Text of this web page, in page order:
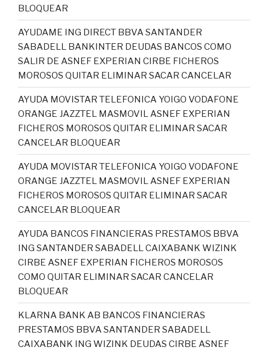
BLOQUEAR
AYUDAME ING DIRECT BBVA SANTANDER
SABADELL BANKINTER DEUDAS BANCOS COMO
SALIR DE ASNEF EXPERIAN CIRBE FICHEROS
MOROSOS QUITAR ELIMINAR SACAR CANCELAR
AYUDA MOVISTAR TELEFONICA YOIGO VODAFONE
ORANGE JAZZTEL MASMOVIL ASNEF EXPERIAN
FICHEROS MOROSOS QUITAR ELIMINAR SACAR
CANCELAR BLOQUEAR
AYUDA MOVISTAR TELEFONICA YOIGO VODAFONE
ORANGE JAZZTEL MASMOVIL ASNEF EXPERIAN
FICHEROS MOROSOS QUITAR ELIMINAR SACAR
CANCELAR BLOQUEAR
AYUDA BANCOS FINANCIERAS PRESTAMOS BBVA
ING SANTANDER SABADELL CAIXABANK WIZINK
CIRBE ASNEF EXPERIAN FICHEROS MOROSOS
COMO QUITAR ELIMINAR SACAR CANCELAR
BLOQUEAR
KLARNA BANK AB BANCOS FINANCIERAS
PRESTAMOS BBVA SANTANDER SABADELL
CAIXABANK ING WIZINK DEUDAS CIRBE ASNEF